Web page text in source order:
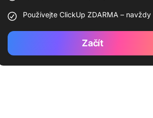
Používejte ClickUp ZDARMA – navždy
Začít